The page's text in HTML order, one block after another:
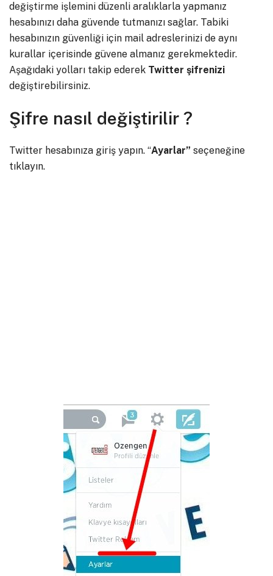
değiştirme işlemini düzenli aralıklarla yapmanız
hesabınızı daha güvende tutmanızı sağlar. Tabiki
hesabınızın güvenliği için mail adreslerinizi de aynı
kurallar içerisinde güvene almanız gerekmektedir.
Aşağıdaki yolları takip ederek Twitter şifrenizi
değiştirebilirsiniz.
Şifre nasıl değiştirilir ?
Twitter hesabınıza giriş yapın. “Ayarlar” seçeneğine
tıklayın.